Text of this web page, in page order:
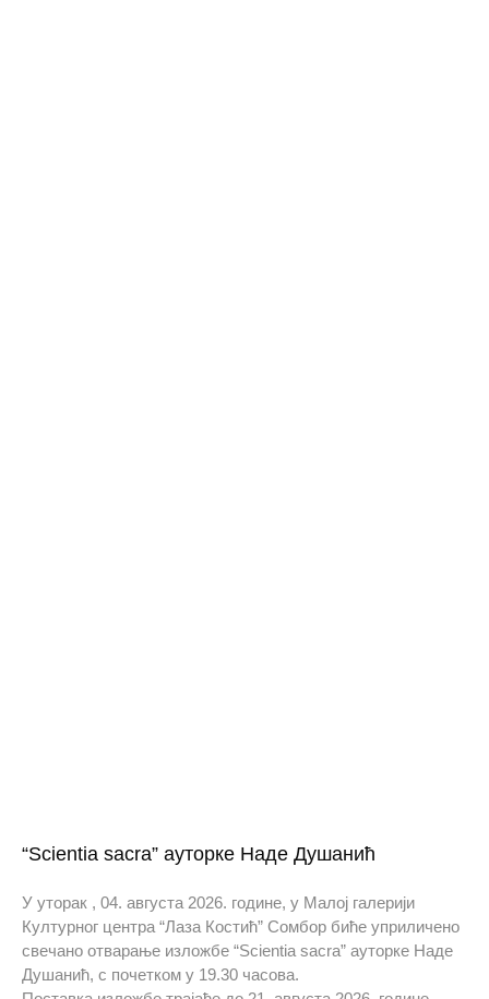
“Scientia sacra” ауторке Наде Душанић
У уторак , 04. августа 2026. године, у Малој галерији
Културног центра “Лаза Костић” Сомбор биће уприличено
свечано отварање изложбе “Scientia sacra” ауторке Наде
Душанић, с почетком у 19.30 часова.